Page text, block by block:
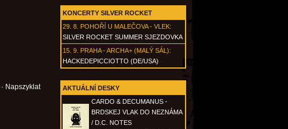
KONCERTY SILVER ROCKET
29. 8. POHOŘÍ U MALEČOVA - VLEK:
SILVER ROCKET SUMMER SJEZDOVKA
15. 9. PRAHA - ARCHA+ (MALÝ SÁL):
HACKEDEPICCIOTTO (DE/USA)
AKTUÁLNÍ DESKY
CARDO & DECUMANUS -
BRDSKEJ VLAK DO NEZNÁMA
/ D.C. NOTES
· Napszyklat